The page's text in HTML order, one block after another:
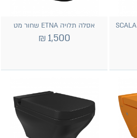
אסלה תלויה מרובעת דגם SCALA
אסלה תלויה ETNA שחור מט
1,500
₪